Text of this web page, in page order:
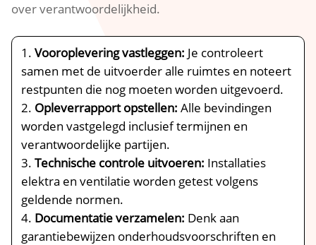
over verantwoordelijkheid.​
Vooroplevering vastleggen: Je controleert
samen met de uitvoerder alle ruimtes en noteert
restpunten die nog moeten worden uitgevoerd.​
Opleverrapport opstellen: Alle bevindingen
worden vastgelegd inclusief termijnen en
verantwoordelijke partijen.​
Technische controle uitvoeren: Installaties
elektra en ventilatie worden getest volgens
geldende normen.​
Documentatie verzamelen: Denk aan
garantiebewijzen onderhoudsvoorschriften en